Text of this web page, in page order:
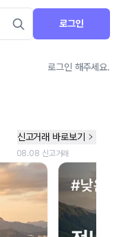
로그인
로그인 해주세요.